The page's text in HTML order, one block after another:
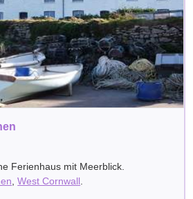
Ferienhaus mit Meerblick.
,West Cornwall.